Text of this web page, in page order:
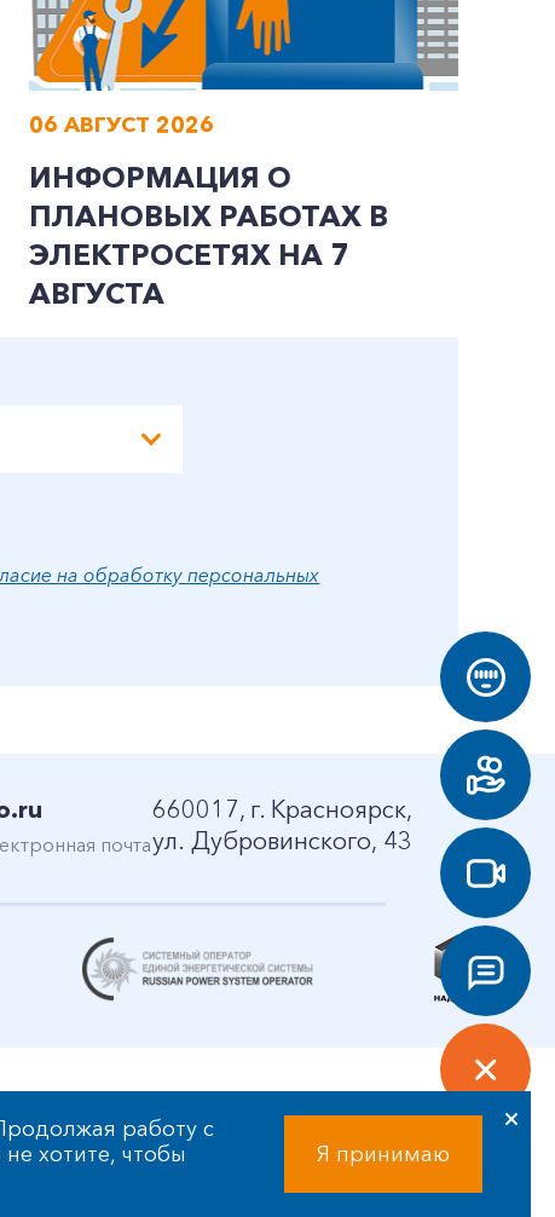
06 АВГУСТ 2026
ИНФОРМАЦИЯ О
ПЛАНОВЫХ РАБОТАХ В
ЭЛЕКТРОСЕТЯХ НА 7
АВГУСТА
на обработку персональных
почта
660017, г. Красноярск,
ул. Дубровинского, 43
работу с
хотите, чтобы
Я принимаю